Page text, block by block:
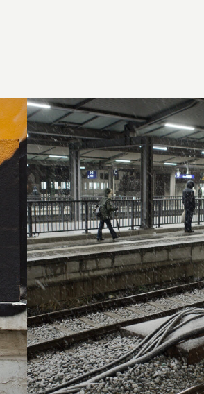
17. Januar 2014